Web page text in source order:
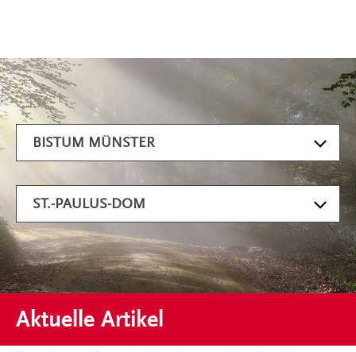
Aktuelle Artikel
Artikel filtern
BISTUM MÜNSTER
ST.-PAULUS-DOM